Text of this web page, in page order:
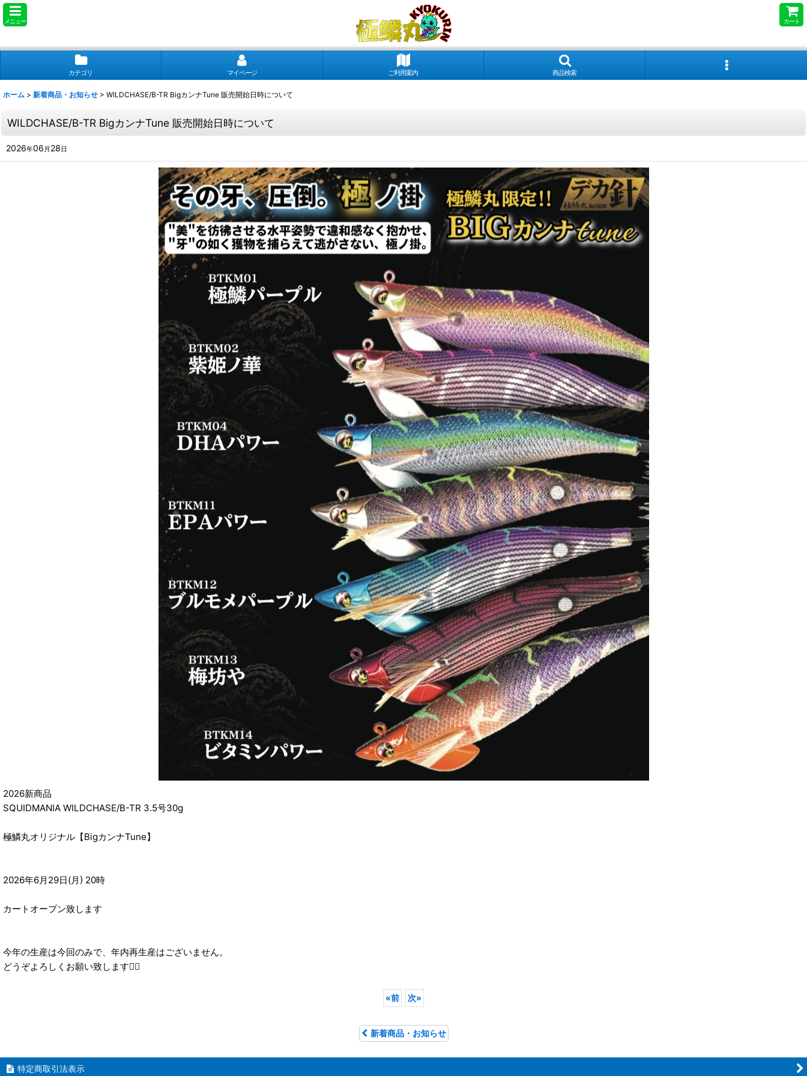
メニュー カート
カテゴリ マイページ ご利用案内 商品検索
ホーム > 新着商品・お知らせ > WILDCHASE/B-TR BigカンナTune 販売開始日時について
WILDCHASE/B-TR BigカンナTune 販売開始日時について
2026年06 月 28 日
2026新商品
SQUIDMANIA WILDCHASE/B-TR 3.5号30g
極鱗丸オリジナル【BigカンナTune】
2026年6月29日(月) 20時
カートオープン致します
今年の生産は今回のみで、年内再生産はございません。
どうぞよろしくお願い致します🙇‍♂️
«前 次»
新着商品・お知らせ
特定商取引法表示